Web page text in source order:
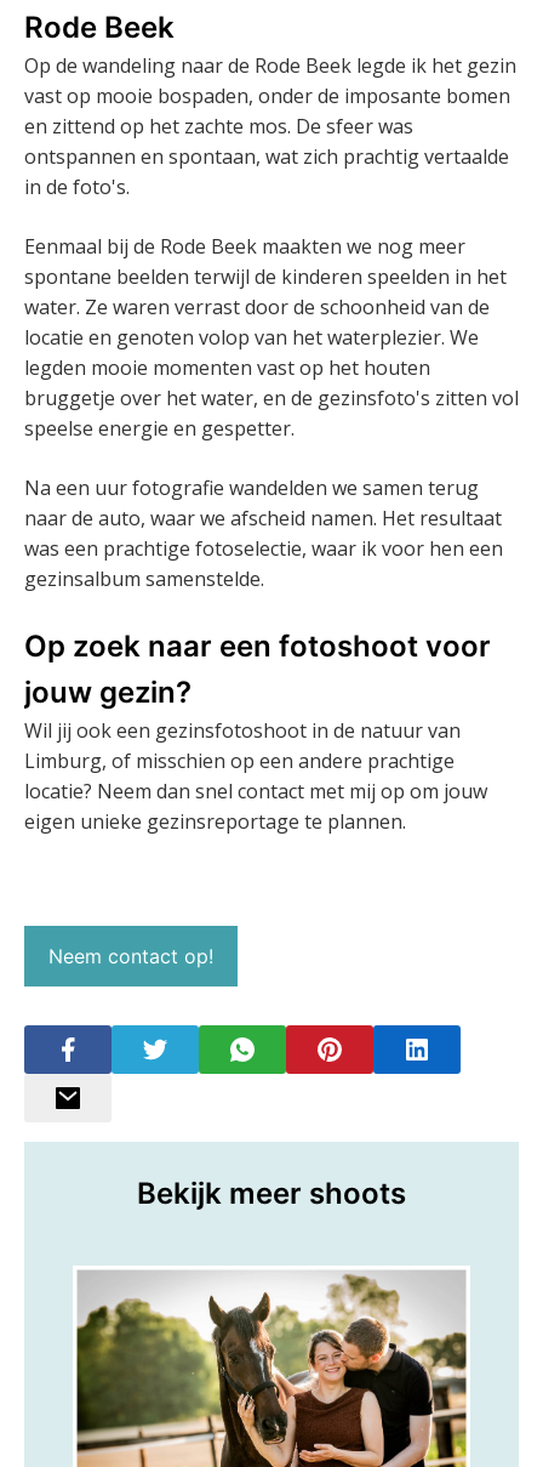
Rode Beek
Op de wandeling naar de Rode Beek legde ik het gezin
vast op mooie bospaden, onder de imposante bomen
en zittend op het zachte mos. De sfeer was
ontspannen en spontaan, wat zich prachtig vertaalde
in de foto's.
Eenmaal bij de Rode Beek maakten we nog meer
spontane beelden terwijl de kinderen speelden in het
water. Ze waren verrast door de schoonheid van de
locatie en genoten volop van het waterplezier. We
legden mooie momenten vast op het houten
bruggetje over het water, en de gezinsfoto's zitten vol
speelse energie en gespetter.
Na een uur fotografie wandelden we samen terug
naar de auto, waar we afscheid namen. Het resultaat
was een prachtige fotoselectie, waar ik voor hen een
gezinsalbum samenstelde.
Op zoek naar een fotoshoot voor
jouw gezin?
Wil jij ook een gezinsfotoshoot in de natuur van
Limburg, of misschien op een andere prachtige
locatie? Neem dan snel contact met mij op om jouw
eigen unieke gezinsreportage te plannen.
Neem contact op!
Bekijk meer shoots